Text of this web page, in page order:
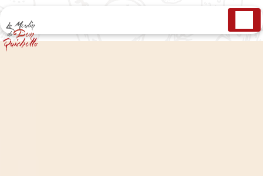
Panneau de gestion des cookies